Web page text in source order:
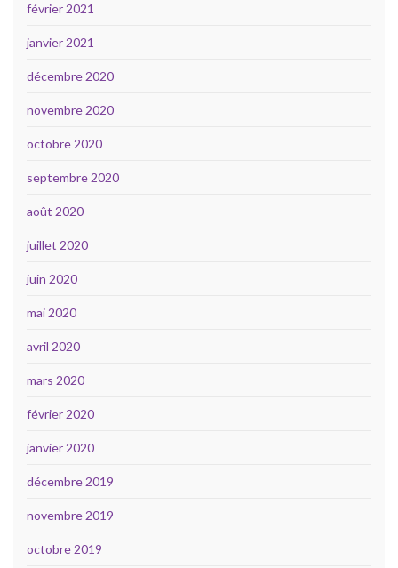
février 2021
janvier 2021
décembre 2020
novembre 2020
octobre 2020
septembre 2020
août 2020
juillet 2020
juin 2020
mai 2020
avril 2020
mars 2020
février 2020
janvier 2020
décembre 2019
novembre 2019
octobre 2019